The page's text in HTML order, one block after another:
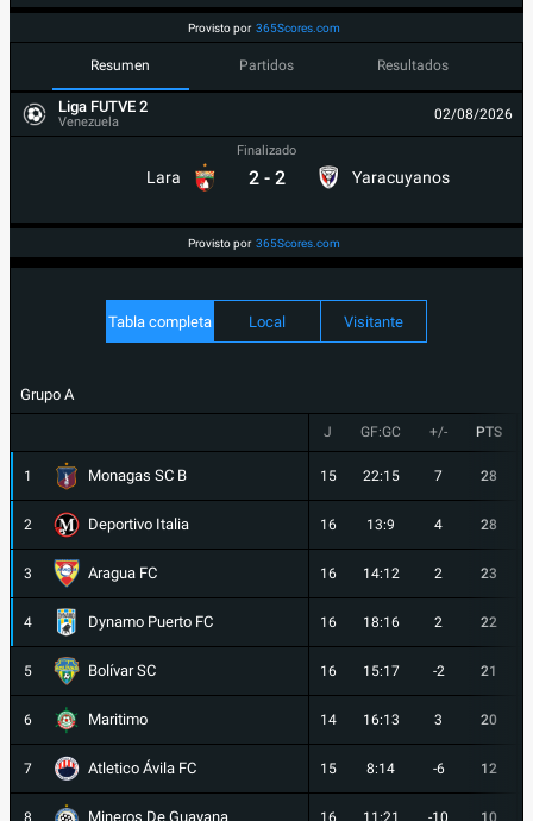
Provisto por 365Scores.com
Resumen Partidos Resultados
Liga FUTVE 2
Venezuela 02/08/2026
Lara
Finalizado
2 - 2 Yaracuyanos
Provisto por 365Scores.com
Tabla completa Local Visitante
Grupo A
J GF:GC +/- PTS
1 Monagas SC B 15 22:15 7 28
2 Deportivo Italia 16 13:9 4 28
3 Aragua FC 16 14:12 2 23
4 Dynamo Puerto FC 16 18:16 2 22
5 Bolívar SC 16 15:17 -2 21
6 Maritimo 14 16:13 3 20
7 Atletico Ávila FC 15 8:14 -6 12
8 Mineros De Guayana 16 11:21 -10 10